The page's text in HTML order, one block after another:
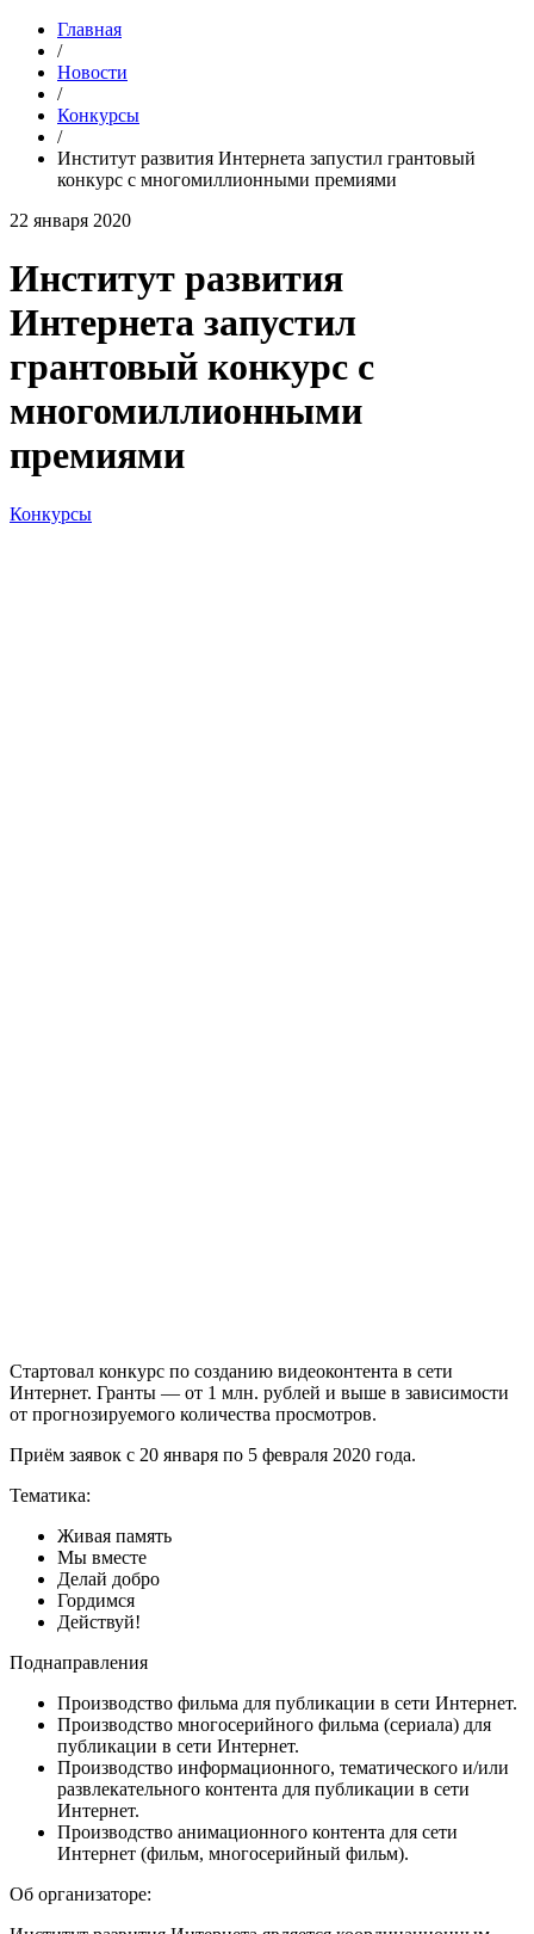
Главная
/
Новости
/
Конкурсы
/
Институт развития Интернета запустил грантовый
конкурс с многомиллионными премиями
22 января 2020
Институт развития
Интернета запустил
грантовый конкурс с
многомиллионными
премиями
Конкурсы
Стартовал конкурс по созданию видеоконтента в сети
Интернет. Гранты — от 1 млн. рублей и выше в зависимости
от прогнозируемого количества просмотров.
Приём заявок с 20 января по 5 февраля 2020 года.
Тематика:
Живая память
Мы вместе
Делай добро
Гордимся
Действуй!
Поднаправления
Производство фильма для публикации в сети Интернет.
Производство многосерийного фильма (сериала) для
публикации в сети Интернет.
Производство информационного, тематического и/или
развлекательного контента для публикации в сети
Интернет.
Производство анимационного контента для сети
Интернет (фильм, многосерийный фильм).
Об организаторе: